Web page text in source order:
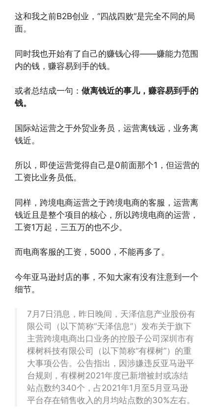
这和我之前B2B创业，“四战四败”是完全不同的局
面。
同时我也开始有了自己的赚钱心得——赚能力范围
内的钱，赚容易到手的钱。
或者总结成一句： 做离钱近的事儿，赚容易到手的
钱。
国际站运营之于外贸业务员，运营离钱远，业务离
钱近。
所以，即使运营觉得自己是0前面那个1，但运营的
工资比业务员低。
同样，跨境电商运营之于跨境电商的客服，运营离
钱近且是整个项目的核心，所以跨境电商的运营，
工资1万起，三五万的也不少。
而电商客服的工资，5000，不能再多了。
今年亚马逊封店的事，不知大家有没有注意到一个
细节。
7月7日消息，昨日晚间，天泽信息产业股份有
限公司（以下简称“天泽信息”）发布关于旗下
主营跨境电商出口业务的控股子公司深圳市有
棵树科技有限公司（以下简称“有棵树”）的重
大事项公告。公告指出，因涉嫌违反亚马逊平
台规则，有棵树2021年度已新增被封或冻结
站点数约340个，占2021年1月至5月亚马逊
平台存在销售收入的月均站点数的30%左右。